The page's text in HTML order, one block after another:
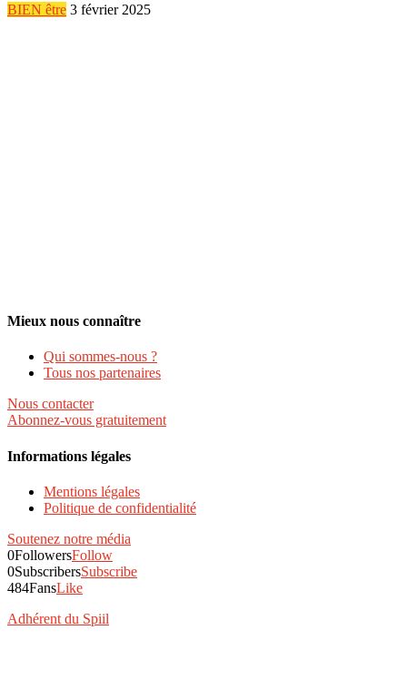
BIEN être 3 février 2025
Mieux nous connaître
Qui sommes-nous ?
Tous nos partenaires
Nous contacter
Abonnez-vous gratuitement
Informations légales
Mentions légales
Politique de confidentialité
Soutenez notre média
0FollowersFollow
0SubscribersSubscribe
484FansLike
Adhérent du Spiil